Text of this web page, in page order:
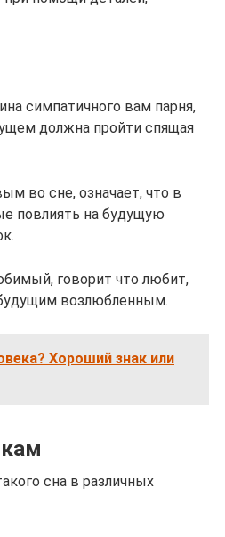
симпатичного вам парня,
должна пройти спящая
во сне, означает, что в
повлиять на будущую
говорит что любит,
возлюбленным.
Хороший знак или
сна в различных